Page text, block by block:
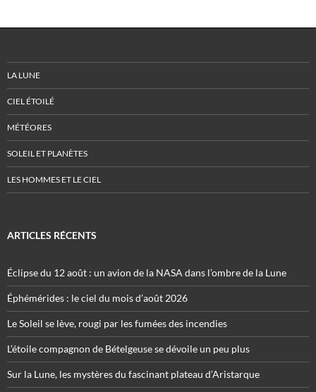
LA LUNE
CIEL ÉTOILÉ
MÉTÉORES
SOLEIL ET PLANÈTES
LES HOMMES ET LE CIEL
ARTICLES RÉCENTS
Éclipse du 12 août : un avion de la NASA dans l’ombre de la Lune
Éphémérides : le ciel du mois d’août 2026
Le Soleil se lève, rougi par les fumées des incendies
L’étoile compagnon de Bételgeuse se dévoile un peu plus
Sur la Lune, les mystères du fascinant plateau d’Aristarque